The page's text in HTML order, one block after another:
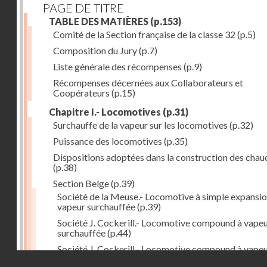
PAGE DE TITRE
TABLE DES MATIÈRES (p.153)
Comité de la Section française de la classe 32 (p.5)
Composition du Jury(p.7)
Liste générale des récompenses (p.9)
Récompenses décernées aux Collaborateurs et
Coopérateurs (p.15)
Chapitre I.- Locomotives (p.31)
Surchauffe de la vapeur sur les locomotives (p.32)
Puissance des locomotives (p.35)
Dispositions adoptées dans la construction des
(p.38)
Section Belge(p.39)
Société de la Meuse.- Locomotive à simple
vapeur surchauffée(p.39)
Société J. Cockerill.- Locomotive compound à
surchauffée(p.44)
Société J. Cockerill.- Locomotive compound à